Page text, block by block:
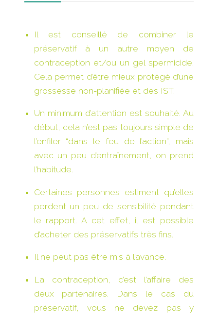
Il est conseillé de combiner le
préservatif à un autre moyen de
contraception et/ou un gel spermicide.
Cela permet d’être mieux protégé d’une
grossesse non-planifiée et des IST.
Un minimum d’attention est souhaité. Au
début, cela n’est pas toujours simple de
l’enfiler “dans le feu de l’action”, mais
avec un peu d’entraînement, on prend
l’habitude.
Certaines personnes estiment qu’elles
perdent un peu de sensibilité pendant
le rapport. A cet effet, il est possible
d’acheter des préservatifs très fins.
Il ne peut pas être mis à l’avance.
La contraception, c’est l’affaire des
deux partenaires. Dans le cas du
préservatif, vous ne devez pas y